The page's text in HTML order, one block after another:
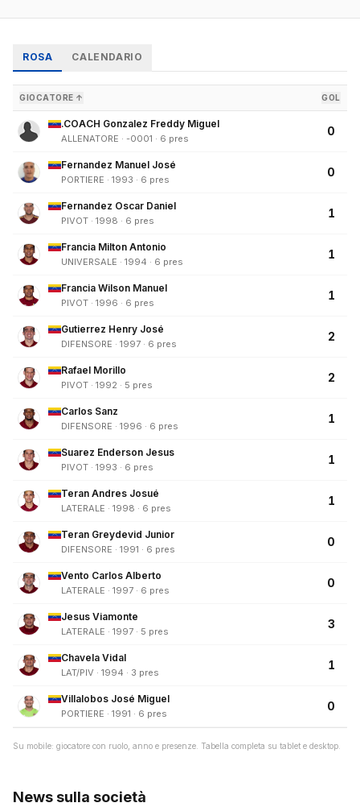
ROSA CALENDARIO
GIOCATORE ↑ GOL
.COACH Gonzalez Freddy Miguel
ALLENATORE · -0001 · 6 pres
0
Fernandez Manuel José
PORTIERE · 1993 · 6 pres
0
Fernandez Oscar Daniel
PIVOT · 1998 · 6 pres
1
Francia Milton Antonio
UNIVERSALE · 1994 · 6 pres
1
Francia Wilson Manuel
PIVOT · 1996 · 6 pres
1
Gutierrez Henry José
DIFENSORE · 1997 · 6 pres
2
Rafael Morillo
PIVOT · 1992 · 5 pres
2
Carlos Sanz
DIFENSORE · 1996 · 6 pres
1
Suarez Enderson Jesus
PIVOT · 1993 · 6 pres
1
Teran Andres Josué
LATERALE · 1998 · 6 pres
1
Teran Greydevid Junior
DIFENSORE · 1991 · 6 pres
0
Vento Carlos Alberto
LATERALE · 1997 · 6 pres
0
Jesus Viamonte
LATERALE · 1997 · 5 pres
3
Chavela Vidal
LAT/PIV · 1994 · 3 pres
1
Villalobos José Miguel
PORTIERE · 1991 · 6 pres
0
Su mobile: giocatore con ruolo, anno e presenze. Tabella completa su tablet e desktop.
News sulla società